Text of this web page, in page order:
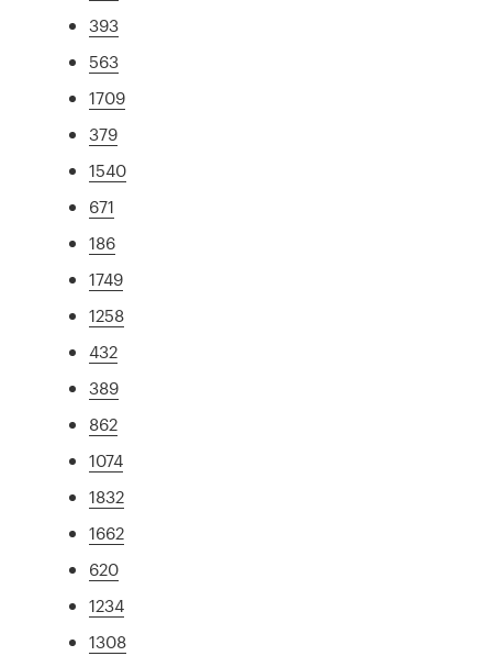
393
563
1709
379
1540
671
186
1749
1258
432
389
862
1074
1832
1662
620
1234
1308